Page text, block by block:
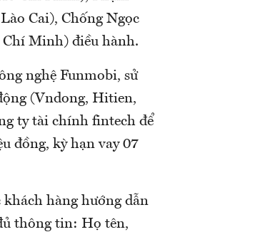
Cai), Chống Ngọc
Chí Minh) điều hành.
nghệ Funmobi, sử
(Vndong, Hitien,
ty tài chính fintech để
đồng, kỳ hạn vay 07
hàng hướng dẫn
thông tin: Họ tên,